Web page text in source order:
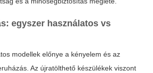
egyszer használatos vs
modellek előnye a kényelem és az
Az újratölthető készülékek viszont